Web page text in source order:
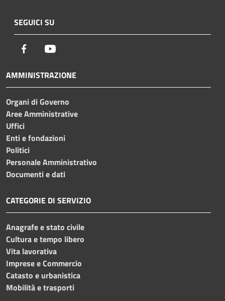
SEGUICI SU
Facebook
AMMINISTRAZIONE
Organi di Governo
Aree Amministrative
Uffici
Enti e fondazioni
Politici
Personale Amministrativo
Documenti e dati
CATEGORIE DI SERVIZIO
Anagrafe e stato civile
Cultura e tempo libero
Vita lavorativa
Imprese e Commercio
Catasto e urbanistica
Mobilità e trasporti